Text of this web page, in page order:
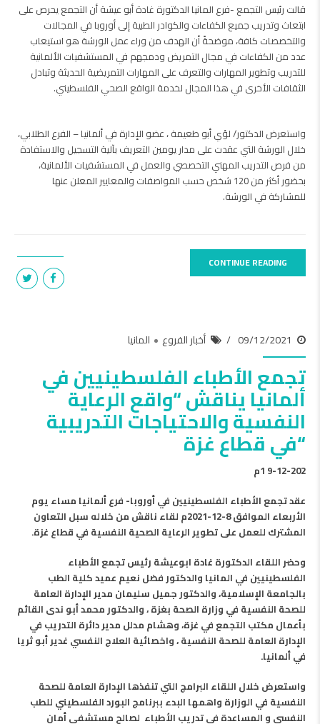
قالت رئيس التجمع -فرع المانيا الدكتورة غادة أبو عيشة أن التجمع يحرص على
ابتعاث وتدريب جميع الكفاءات والكوادر الطبية إلى أوروبا في المجالات
والتخصصات كافة، موضحةً أن الهدف من وراء عمل الورشة هو استيعاب
عدد من الكفاءات في مجال التمريض ودمجهم في المستشفيات الألمانية
للتدريب وتطوير المهارات والتعرف على المهارات التمريضية الحديثة وتبادل
الثقافات الأخرى في هذا المجال لخدمة الواقع الصحي الفلسطيني.
واستعرض الدكتور/ لؤي أبو طعيمة ، عضو الإدارة في ألمانيا – الفرع الطلابي،
خلال الورشة التي عقدت على مدار يومين التعريف بآلية التسجيل والاستفادة
من فرص التدريب المهني التخصصي والعمل في المستشفيات الألمانية،
بحضور أكثر من 120 شخص حسب المواصفات والمعايير المعلن عنها
للمشاركة في الورشة.
CONTINUE READING
09/12/2021 أخبار الفروع المانيا
تجمع الأطباء الفلسطينيين في
ألمانيا يناقش “واقع الرعاية
النفسية والاحتياجات التدريبية
“في قطاع غزة
9-12-202 1م
عقد تجمع الأطباء الفلسطينيين في أوروبا- فرع ألمانيا مساء يوم
الأربعاء الموافق 8-12-2021م لقاء ناقش من خلاله سبل التعاون
المشترك للعمل على تطوير الرعاية الصحية النفسية في قطاع غزة.
وحضر اللقاء الدكتورة غادة ابوعيشة رئيس تجمع الأطباء
الفلسطينيين في المانيا والدكتور فضل نعيم عميد كلية الطب
بالجامعة الإسلامية، والدكتور جميل سليمان مدير الإدارة العامة
للصحة النفسية في وزارة الصحة بغزة ، والدكتور محمد أبو ندى القائم
بأعمال مكتب التجمع في غزة، وهشام مدلل مدير دائرة التدريب في
الإدارة العامة للصحة النفسية ، واخصائية العلاج النفسي غدير أبو ثريا
في ألمانيا.
واستعرض خلال اللقاء البرامج التي تنفذها الإدارة العامة للصحة
النفسية في الوزارة واهمها البدء ببرنامج البورد الفلسطيني للطب
النفسي و المساعدة في تدريب الأطباء لصالح مستشفى أمان